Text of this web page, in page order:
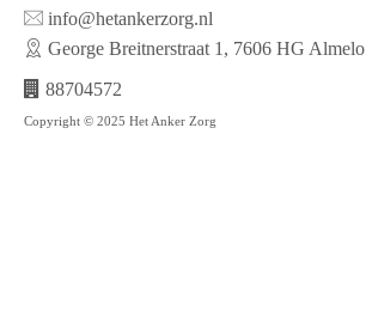
info@hetankerzorg.nl
George Breitnerstraat 1, 7606 HG Almelo
88704572
Copyright © 2025 Het Anker Zorg